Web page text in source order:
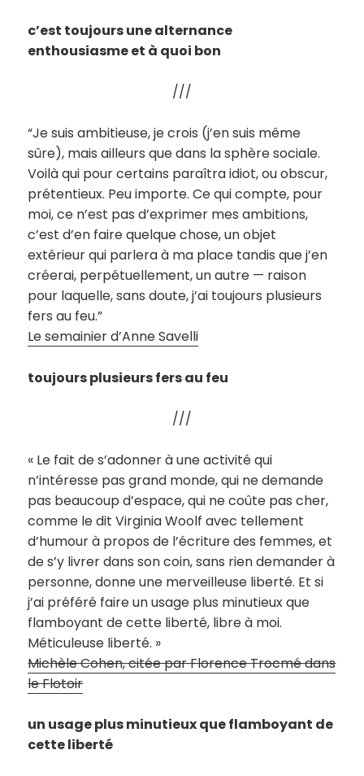
c’est toujours une alternance
enthousiasme et à quoi bon
///
“Je suis ambitieuse, je crois (j’en suis même
sûre), mais ailleurs que dans la sphère sociale.
Voilà qui pour certains paraîtra idiot, ou obscur,
prétentieux. Peu importe. Ce qui compte, pour
moi, ce n’est pas d’exprimer mes ambitions,
c’est d’en faire quelque chose, un objet
extérieur qui parlera à ma place tandis que j’en
créerai, perpétuellement, un autre — raison
pour laquelle, sans doute, j’ai toujours plusieurs
fers au feu.”
Le semainier d’Anne Savelli
toujours plusieurs fers au feu
///
« Le fait de s’adonner à une activité qui
n’intéresse pas grand monde, qui ne demande
pas beaucoup d’espace, qui ne coûte pas cher,
comme le dit Virginia Woolf avec tellement
d’humour à propos de l’écriture des femmes, et
de s’y livrer dans son coin, sans rien demander à
personne, donne une merveilleuse liberté. Et si
j’ai préféré faire un usage plus minutieux que
flamboyant de cette liberté, libre à moi.
Méticuleuse liberté. »
Michèle Cohen, citée par Florence Trocmé dans
le Flotoir
un usage plus minutieux que flamboyant de
cette liberté